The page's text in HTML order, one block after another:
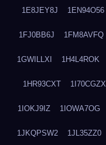
1E8JEY8J 1EN94O56
1FJ0BB6J 1FM8AVFQ
1GWILLXI 1H4L4ROK
1HR93CXT 1I70CGZX
1IOKJ9IZ 1IOWA7OG
1JKQPSW2 1JL35ZZ0